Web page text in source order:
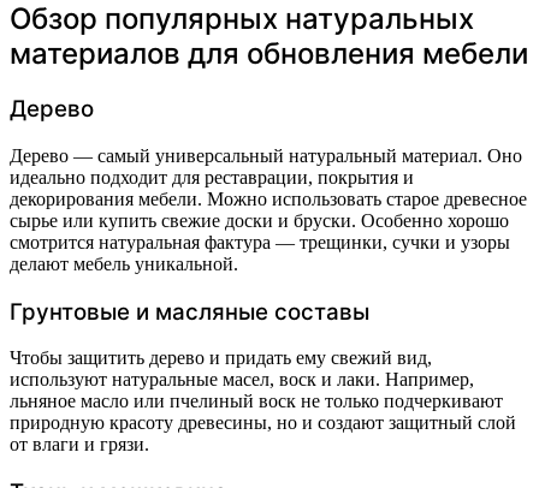
Обзор популярных натуральных
материалов для обновления мебели
Дерево
Дерево — самый универсальный натуральный материал. Оно
идеально подходит для реставрации, покрытия и
декорирования мебели. Можно использовать старое древесное
сырье или купить свежие доски и бруски. Особенно хорошо
смотрится натуральная фактура — трещинки, сучки и узоры
делают мебель уникальной.
Грунтовые и масляные составы
Чтобы защитить дерево и придать ему свежий вид,
используют натуральные масел, воск и лаки. Например,
льняное масло или пчелиный воск не только подчеркивают
природную красоту древесины, но и создают защитный слой
от влаги и грязи.